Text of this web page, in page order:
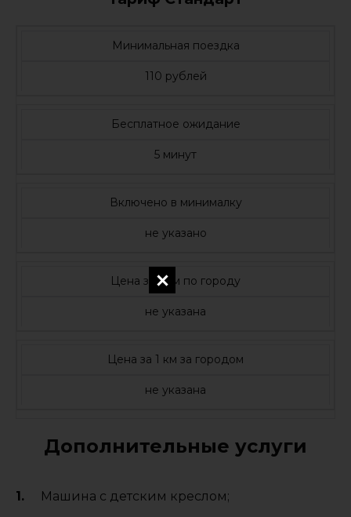
Минимальная поездка
110 рублей
Бесплатное ожидание
5 минут
Включено в минималку
не указано
Цена за 1 км по городу
не указана
Цена за 1 км за городом
не указана
Дополнительные услуги
Машина с детским креслом;